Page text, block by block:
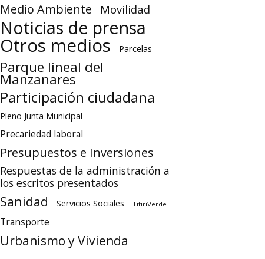
Medio Ambiente Movilidad
Noticias de prensa
Otros medios Parcelas
Parque lineal del
Manzanares
Participación ciudadana
Pleno Junta Municipal
Precariedad laboral
Presupuestos e Inversiones
Respuestas de la administración a
los escritos presentados
Sanidad Servicios Sociales TitiriVerde
Transporte
Urbanismo y Vivienda